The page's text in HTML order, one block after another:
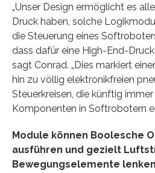
„Unser Design ermöglicht es
Druck haben, solche
die Steuerung eines
dass dafür eine High-End-
sagt Conrad. „Dies markiert
hin zu völlig elektronikfreien
Steuerkreisen, die künftig
Komponenten in Softrobotern
Module können Boolesche
ausführen und gezielt
Bewegungselemente lenken